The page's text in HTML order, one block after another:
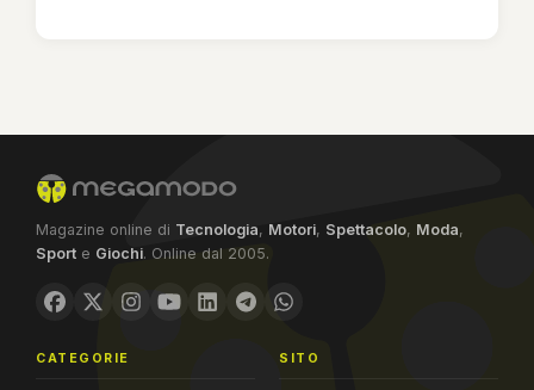
Magazine online di Tecnologia, Motori, Spettacolo, Moda,
Sport e Giochi. Online dal 2005.
CATEGORIE SITO